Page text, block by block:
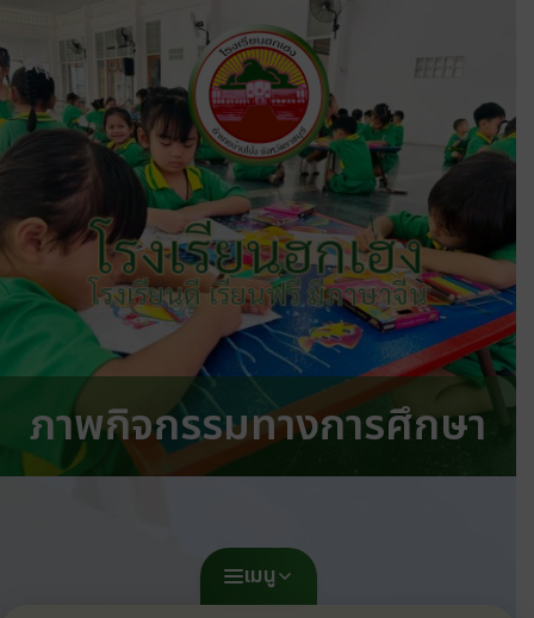
โรงเรียนฮกเฮง
โรงเรียนดี เรียนฟรี มีภาษาจีน
ภาพกิจกรรมทางการศึกษา
เมนู